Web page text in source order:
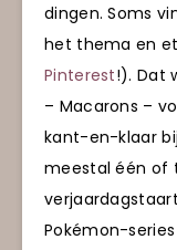
dingen. Soms
het thema en
Pinterest!). Dat
– Macarons –
kant-en-klaar
meestal één of
Pokémon-